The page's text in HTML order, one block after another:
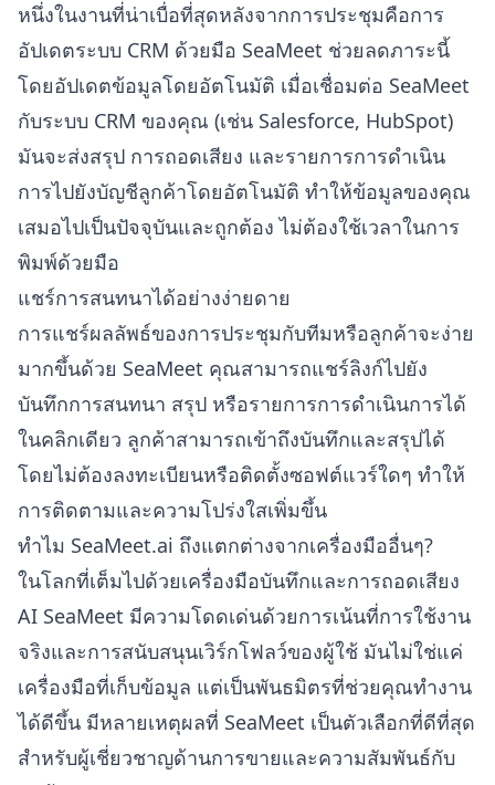
หนึ่งในงานที่น่าเบื่อที่สุดหลังจากการประชุมคือการ
อัปเดตระบบ CRM ด้วยมือ SeaMeet ช่วยลดภาระนี้
โดยอัปเดตข้อมูลโดยอัตโนมัติ เมื่อเชื่อมต่อ SeaMeet
กับระบบ CRM ของคุณ (เช่น Salesforce, HubSpot)
มันจะส่งสรุป การถอดเสียง และรายการการดำเนิน
การไปยังบัญชีลูกค้าโดยอัตโนมัติ ทำให้ข้อมูลของคุณ
เสมอไปเป็นปัจจุบันและถูกต้อง ไม่ต้องใช้เวลาในการ
พิมพ์ด้วยมือ
แชร์การสนทนาได้อย่างง่ายดาย
การแชร์ผลลัพธ์ของการประชุมกับทีมหรือลูกค้าจะง่าย
มากขึ้นด้วย SeaMeet คุณสามารถแชร์ลิงก์ไปยัง
บันทึกการสนทนา สรุป หรือรายการการดำเนินการได้
ในคลิกเดียว ลูกค้าสามารถเข้าถึงบันทึกและสรุปได้
โดยไม่ต้องลงทะเบียนหรือติดตั้งซอฟต์แวร์ใดๆ ทำให้
การติดตามและความโปร่งใสเพิ่มขึ้น
ทำไม SeaMeet.ai ถึงแตกต่างจากเครื่องมืออื่นๆ?
ในโลกที่เต็มไปด้วยเครื่องมือบันทึกและการถอดเสียง
AI SeaMeet มีความโดดเด่นด้วยการเน้นที่การใช้งาน
จริงและการสนับสนุนเวิร์กโฟลว์ของผู้ใช้ มันไม่ใช่แค่
เครื่องมือที่เก็บข้อมูล แต่เป็นพันธมิตรที่ช่วยคุณทำงาน
ได้ดีขึ้น มีหลายเหตุผลที่ SeaMeet เป็นตัวเลือกที่ดีที่สุด
สำหรับผู้เชี่ยวชาญด้านการขายและความสัมพันธ์กับ